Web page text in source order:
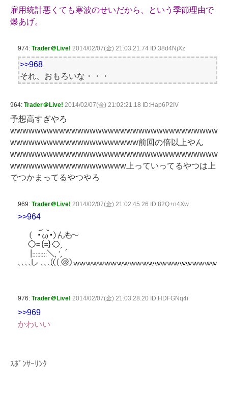
雇用統計悪くても寒波のせいだから、という季節理由で
爆あげ。
974: Trader＠Live! 2014/02/07(金) 21:03:21.74 ID:38d4NjXz
>>968
それ、おもろいな・・・
964: Trader＠Live! 2014/02/07(金) 21:02:21.18 ID:Hap6P2IV
予想高すぎやろ
wwwwwwwwwwwwwwwwwwwwwwwwwwwwwwwwww
wwwwwwwwwwwwwwwwwwwww前回の倍以上やん
wwwwwwwwwwwwwwwwwwwwwwwwwwwwwwwwww
wwwwwwwwwwwwwwwwwww上っていってるやつは上
でつかまってるやつやろ
969: Trader＠Live! 2014/02/07(金) 21:02:45.26 ID:82Q+n4Xw
>>964
976: Trader＠Live! 2014/02/07(金) 21:03:28.20 ID:HDFGNq4i
>>969
かわいい
ｽﾎﾟﾝｻｰﾘﾝｸ